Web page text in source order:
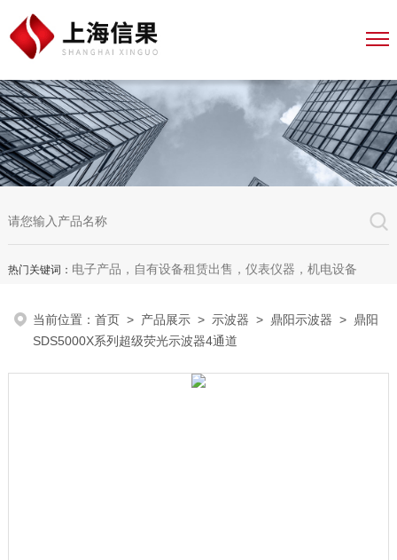
热门关键词： 电子产品，自有设备租赁出售，仪表仪器，机电设备
当前位置：首页 > 产品展示 > 示波器 > 鼎阳示波器 > 鼎阳
SDS5000X系列超级荧光示波器4通道